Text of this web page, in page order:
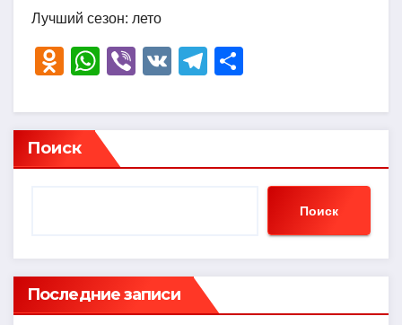
Лучший сезон: лето
O
n
o
kl
ni
ki
W
at
s
A
Vi
er
V
T
e
a
р
в
ть
Поиск
Поиск
Последние записи